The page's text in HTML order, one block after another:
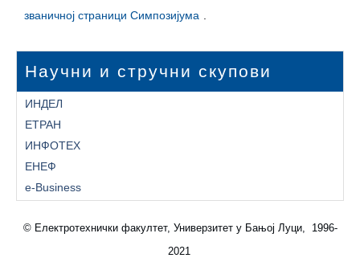
званичној страници Симпозијума
Научни и стручни скупови
ИНДЕЛ
ЕТРАН
ИНФОТЕХ
ЕНЕФ
e-Business
© Електротехнички факултет, Универзитет у Бањој Луци, 1996-
2021